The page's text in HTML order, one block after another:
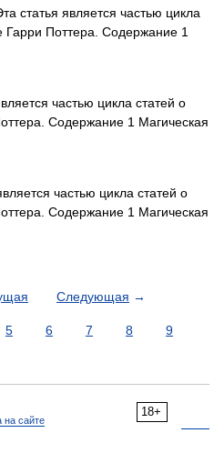
статья является частью цикла
Поттера. Содержание 1
частью цикла статей о
Содержание 1 Магическая
частью цикла статей о
Содержание 1 Магическая
Следующая →
5 6 7 8
9
18+
на сайте